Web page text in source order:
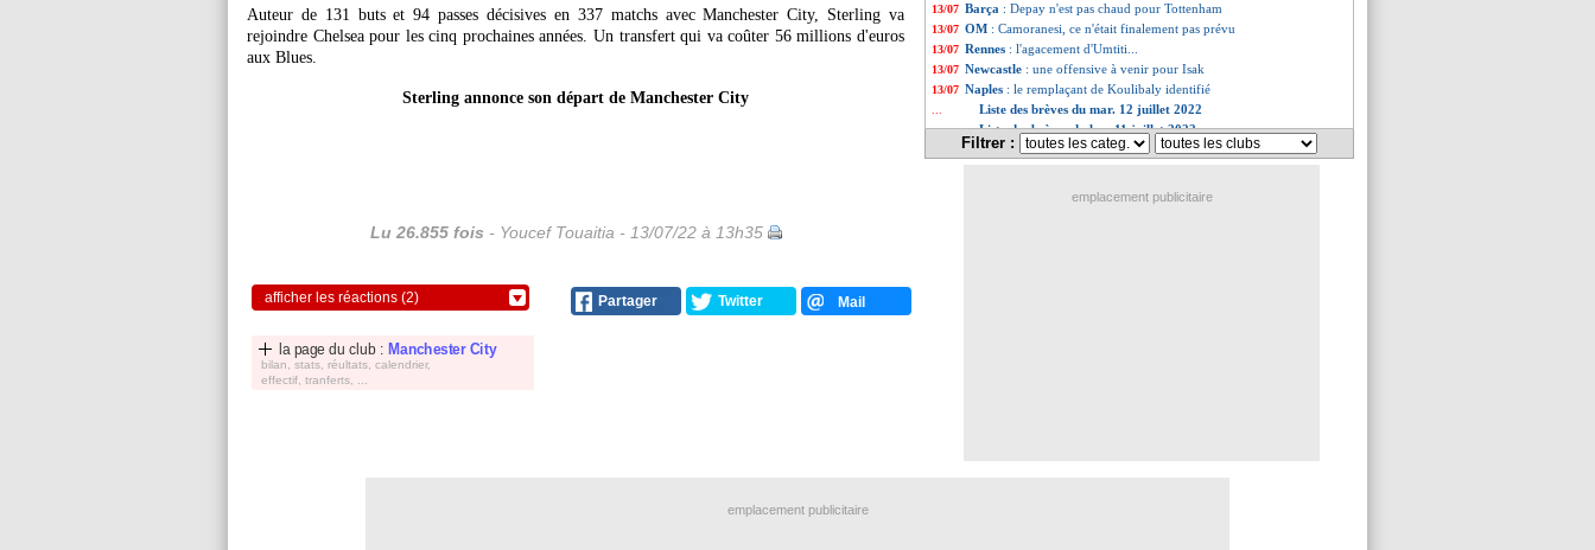
Auteur de 131 buts et 94 passes décisives en 337 matchs avec Manchester City, Sterling va
rejoindre Chelsea pour les cinq prochaines années. Un transfert qui va coûter 56 millions d'euros
aux Blues.
Sterling annonce son départ de Manchester City
Lu 26.855 fois - Youcef Touaitia - 13/07/22 à 13h35
afficher les réactions (2) Partager Twitter Mail
la page du club : Manchester City
bilan, stats, réultats, calendrier,
effectif, tranferts, ...
13/07 Barça : Depay n'est pas chaud pour Tottenham
13/07 OM : Camoranesi, ce n'était finalement pas prévu
13/07 Rennes : l'agacement d'Umtiti...
13/07 Newcastle : une offensive à venir pour Isak
13/07 Naples : le remplaçant de Koulibaly identifié
Liste des brèves du mar. 12 juillet 2022
... Liste des brèves du lun. 11 juillet 2022
Filtrer :
emplacement publicitaire
emplacement publicitaire